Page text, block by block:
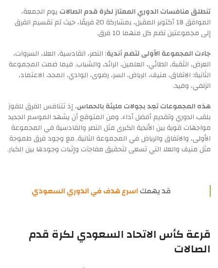
تنطلق منافسات الدوري الممتاز لكرة قدم الصالاتيوم الجمعة،
الموافق 18 أكتوبر المقبل، بمشاركة 20 فريقًا، حيث تم تقسيم الفرق
إلى مجموعتين تضم كل منهما 10 فرق.
جاءت المجموعة الأولى لتضم أندية: النصر، القادسية، العلا، السروات،
العرض، الثقبة، الطائي، العلمين، الرائد، والشباب. فيما ضمت المجموعة
الثانية: الاتفاق، منيف، الرياض، السر، رضوى، الوادي، المجد، الاعتماد،
الزلفي، وفيد.
هذه المجموعات تعِد بجولات مليئة بالحماس، إذ تتنافس الفرق للفوز
بلقب الدوري وتقديم أفضل أداء. ومن المتوقع أن يشهد الموسم الجديد
مواجهات قوية بين الأندية الكبرى مثل النصر والقادسية في المجموعة
الأولى، والاتفاق والرياض في المجموعة الثانية. مع وجود فرق طموحة
مثل منيف والعلا التي تسعى لتحقيق مفاجآت وإثبات وجودها بين الكبار.
قد يهمكاسرع هدف في الدوري السعودي
قرعة كأس الاتحاد السعودي لكرة قدم
الصالات